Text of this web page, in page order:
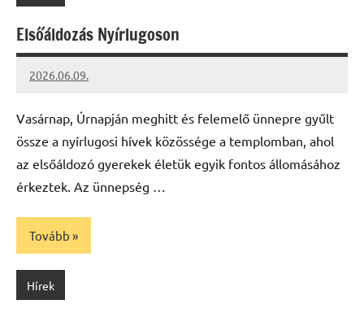
Elsőáldozás Nyírlugoson
2026.06.09.
Leiszt
Vasárnap, Úrnapján meghitt és felemelő ünnepre gyűlt
össze a nyírlugosi hívek közössége a templomban, ahol
az elsőáldozó gyerekek életük egyik fontos állomásához
érkeztek. Az ünnepség …
Tovább
Hírek